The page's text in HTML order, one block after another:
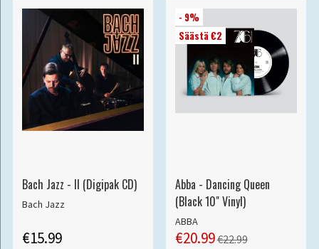
Bach Jazz - II (Digipak CD)
Bach Jazz
€15.99
- 9%
Säästä €2
Abba - Dancing Queen
(Black 10" Vinyl)
ABBA
€20.99€22.99